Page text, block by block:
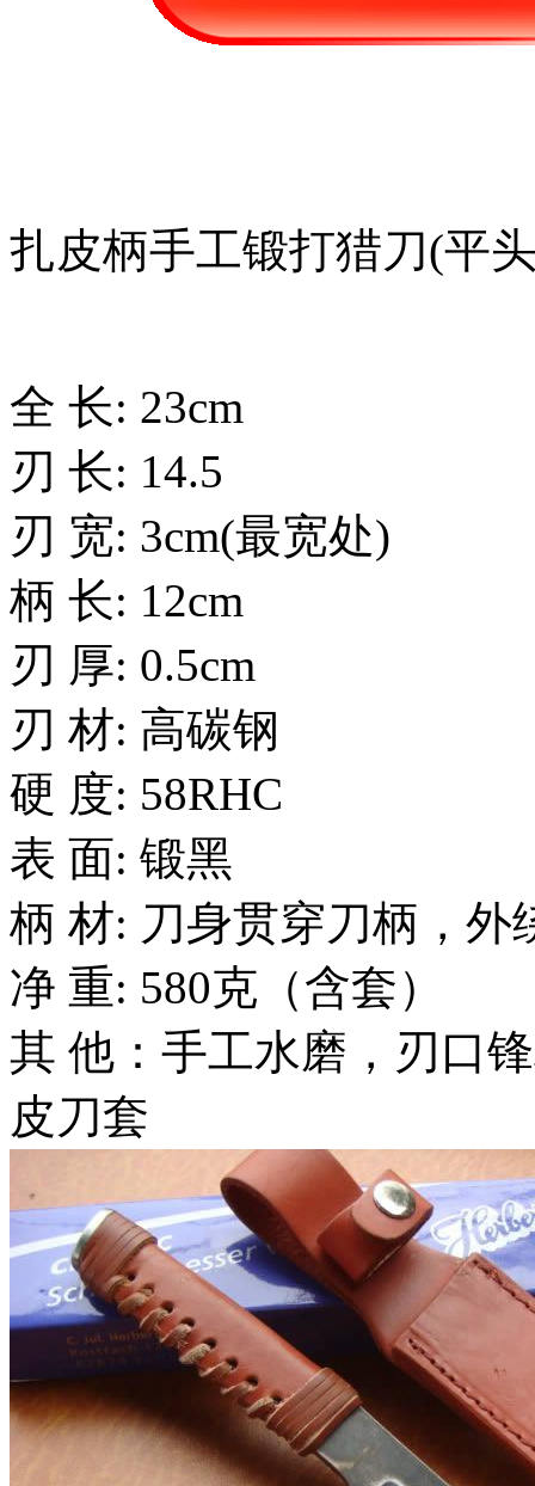
扎皮柄手工锻打猎刀(平
全 长: 23cm
刃 长: 14.5
刃 宽: 3cm(最宽处)
柄 长: 12cm
刃 厚: 0.5cm
刃 材: 高碳钢
硬 度: 58RHC
表 面: 锻黑
柄 材: 刀身贯穿刀柄，外
净 重: 580克（含套）
其 他：手工水磨，刃口
皮刀套